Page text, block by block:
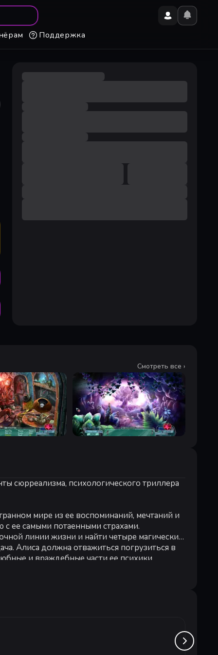
Поддержка
Смотреть все ›
сюрреализма, психологического триллера
мире из ее воспоминаний, мечтаний и
ее самыми потаенными страхами.
линии жизни и найти четыре магических
Алиса должна отважиться погрузиться в
и враждебные части ее психики.
призракам из своего
8
ATRI